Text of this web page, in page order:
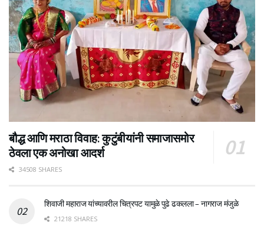
बौद्ध आणि मराठा विवाह: कुटुंबीयांनी समाजासमोर
ठेवला एक अनोखा आदर्श
34508 SHARES
शिवाजी महाराज यांच्यावरील चित्रपट यामुळे पुढे ढकलला – नागराज मंजुळे
21218 SHARES